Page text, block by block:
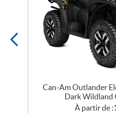
Can-Am Outlander
Dark Wildland
À partir de :